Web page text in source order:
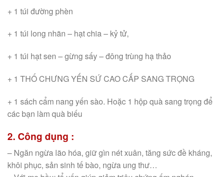
+ 1 túi đường phèn
+ 1 túi long nhãn – hạt chia – kỷ tử,
+ 1 túi hạt sen – gừng sấy – đông trùng hạ thảo
+ 1 THỐ CHƯNG YẾN SỨ CAO CẤP SANG TRỌNG
+ 1 sách cẩm nang yến sào. Hoặc 1 hộp quà sang trọng để
các bạn làm quà biếu
2. Công dụng :
– Ngăn ngừa lão hóa, giữ gìn nét xuân, tăng sức đề kháng,
khôi phục, sản sinh tế bào, ngừa ung thư…